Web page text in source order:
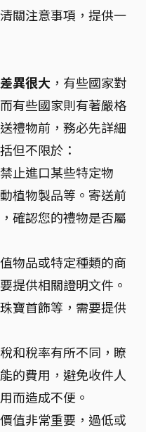
關注意事項，提供一
異很大 ，有些國家對
有些國家則有著嚴格
禮物前，務必先詳細
但不限於：
止進口某些特定物
植物製品等。寄送前
確認您的禮物是否屬
物品或特定種類的商
提供相關證明文件。
寶首飾等，需要提供
和稅率有所不同，瞭
的費用，避免收件人
而造成不便。
值非常重要，過低或